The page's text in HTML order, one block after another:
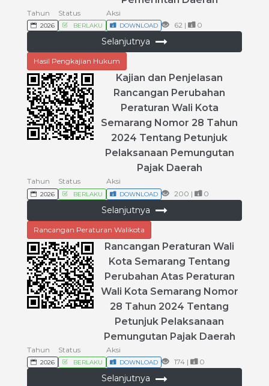
Tahun
2026
Status
BERLAKU
Aksi
DOWNLOAD 62 | 0
Selanjutnya
Hasil Pengkajian Hukum
Kajian dan Penjelasan
Rancangan Perubahan
Peraturan Wali Kota
Semarang Nomor 28 Tahun
2024 Tentang Petunjuk
Pelaksanaan Pemungutan
Pajak Daerah
Tahun
2026
Status
BERLAKU
Aksi
DOWNLOAD 200 | 0
Selanjutnya
Rancangan Peraturan Walikota
Rancangan Peraturan Wali
Kota Semarang Tentang
Perubahan Atas Peraturan
Wali Kota Semarang Nomor
28 Tahun 2024 Tentang
Petunjuk Pelaksanaan
Pemungutan Pajak Daerah
Tahun
2026
Status
BERLAKU
Aksi
DOWNLOAD 174 | 0
Selanjutnya